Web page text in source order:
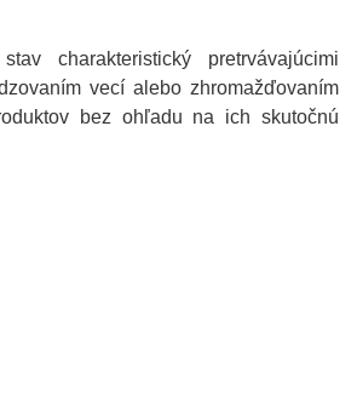
charakteristický pretrvávajúcimi
vecí alebo zhromažďovaním
bez ohľadu na ich skutočnú